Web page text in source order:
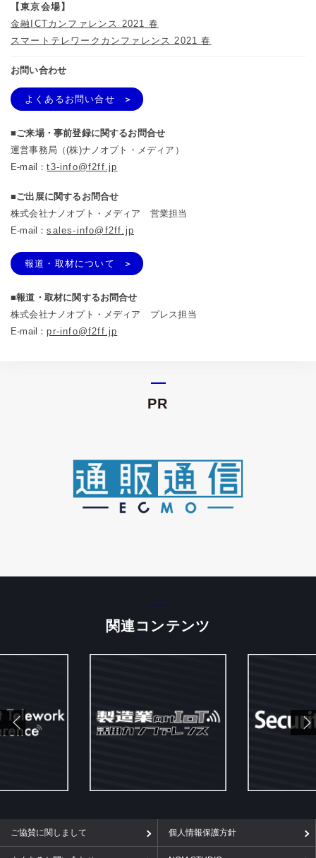
【東京会場】
金融ICTカンファレンス 2021 春
スマートテレワークカンファレンス 2021 春
お問い合わせ
よくあるお問い合せ
■ご来場・事前登録に関するお問合せ
運営事務局（(株)ナノオプト・メディア）
E-mail：t3-info@f2ff.jp
■ご出展に関するお問合せ
株式会社ナノオプト・メディア 営業担当
E-mail：sales-info@f2ff.jp
報道・取材について
■報道・取材に関するお問合せ
株式会社ナノオプト・メディア プレス担当
E-mail：pr-info@f2ff.jp
PR
関連コンテンツ
ご協賛に関しまして 個人情報保護方針